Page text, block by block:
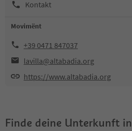
Kontakt
Movimënt
+39 0471 847037
lavilla@altabadia.org
https://www.altabadia.org
Finde deine Unterkunft